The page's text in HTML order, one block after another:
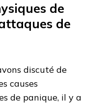
de
de
discuté de
causes
de panique, il y a